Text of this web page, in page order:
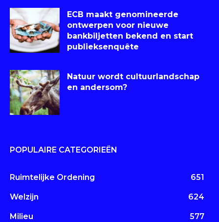
ECB maakt genomineerde
ontwerpen voor nieuwe
bankbiljetten bekend en start
publieksenquête
Natuur wordt cultuurlandschap
en andersom?
POPULAIRE CATEGORIEËN
Ruimtelijke Ordening 651
Welzijn 624
Milieu 577